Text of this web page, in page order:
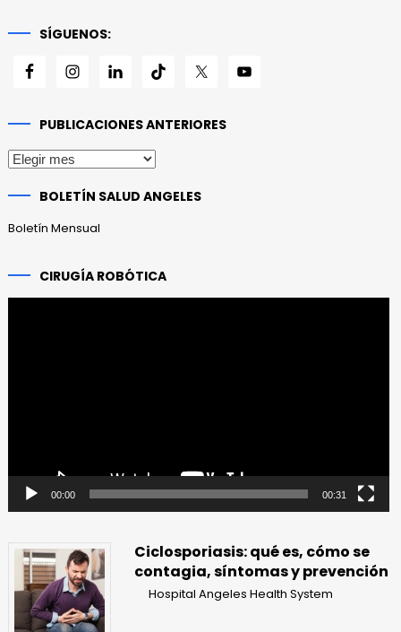
SÍGUENOS:
PUBLICACIONES ANTERIORES
Publicaciones
BOLETÍN SALUD ANGELES
Boletín Mensual
CIRUGÍA ROBÓTICA
00:00 00:31
Ciclosporiasis: qué es, cómo se
contagia, síntomas y prevención
Hospital Angeles Health System